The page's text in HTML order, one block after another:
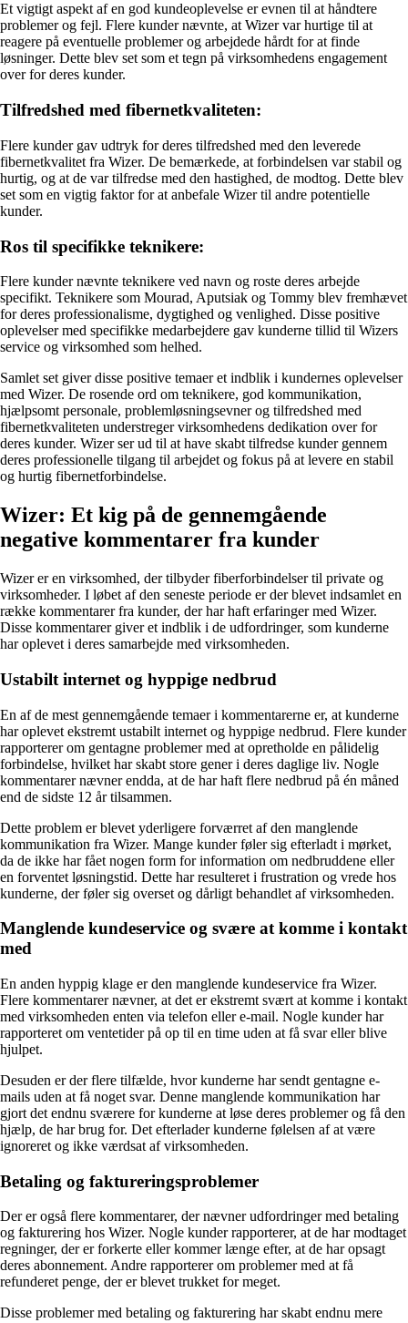
Et vigtigt aspekt af en god kundeoplevelse er evnen til at håndtere
problemer og fejl. Flere kunder nævnte, at Wizer var hurtige til at
reagere på eventuelle problemer og arbejdede hårdt for at finde
løsninger. Dette blev set som et tegn på virksomhedens engagement
over for deres kunder.
Tilfredshed med fibernetkvaliteten:
Flere kunder gav udtryk for deres tilfredshed med den leverede
fibernetkvalitet fra Wizer. De bemærkede, at forbindelsen var stabil og
hurtig, og at de var tilfredse med den hastighed, de modtog. Dette blev
set som en vigtig faktor for at anbefale Wizer til andre potentielle
kunder.
Ros til specifikke teknikere:
Flere kunder nævnte teknikere ved navn og roste deres arbejde
specifikt. Teknikere som Mourad, Aputsiak og Tommy blev fremhævet
for deres professionalisme, dygtighed og venlighed. Disse positive
oplevelser med specifikke medarbejdere gav kunderne tillid til Wizers
service og virksomhed som helhed.
Samlet set giver disse positive temaer et indblik i kundernes oplevelser
med Wizer. De rosende ord om teknikere, god kommunikation,
hjælpsomt personale, problemløsningsevner og tilfredshed med
fibernetkvaliteten understreger virksomhedens dedikation over for
deres kunder. Wizer ser ud til at have skabt tilfredse kunder gennem
deres professionelle tilgang til arbejdet og fokus på at levere en stabil
og hurtig fibernetforbindelse.
Wizer: Et kig på de gennemgående
negative kommentarer fra kunder
Wizer er en virksomhed, der tilbyder fiberforbindelser til private og
virksomheder. I løbet af den seneste periode er der blevet indsamlet en
række kommentarer fra kunder, der har haft erfaringer med Wizer.
Disse kommentarer giver et indblik i de udfordringer, som kunderne
har oplevet i deres samarbejde med virksomheden.
Ustabilt internet og hyppige nedbrud
En af de mest gennemgående temaer i kommentarerne er, at kunderne
har oplevet ekstremt ustabilt internet og hyppige nedbrud. Flere kunder
rapporterer om gentagne problemer med at opretholde en pålidelig
forbindelse, hvilket har skabt store gener i deres daglige liv. Nogle
kommentarer nævner endda, at de har haft flere nedbrud på én måned
end de sidste 12 år tilsammen.
Dette problem er blevet yderligere forværret af den manglende
kommunikation fra Wizer. Mange kunder føler sig efterladt i mørket,
da de ikke har fået nogen form for information om nedbruddene eller
en forventet løsningstid. Dette har resulteret i frustration og vrede hos
kunderne, der føler sig overset og dårligt behandlet af virksomheden.
Manglende kundeservice og svære at komme i kontakt
med
En anden hyppig klage er den manglende kundeservice fra Wizer.
Flere kommentarer nævner, at det er ekstremt svært at komme i kontakt
med virksomheden enten via telefon eller e-mail. Nogle kunder har
rapporteret om ventetider på op til en time uden at få svar eller blive
hjulpet.
Desuden er der flere tilfælde, hvor kunderne har sendt gentagne e-
mails uden at få noget svar. Denne manglende kommunikation har
gjort det endnu sværere for kunderne at løse deres problemer og få den
hjælp, de har brug for. Det efterlader kunderne følelsen af at være
ignoreret og ikke værdsat af virksomheden.
Betaling og faktureringsproblemer
Der er også flere kommentarer, der nævner udfordringer med betaling
og fakturering hos Wizer. Nogle kunder rapporterer, at de har modtaget
regninger, der er forkerte eller kommer længe efter, at de har opsagt
deres abonnement. Andre rapporterer om problemer med at få
refunderet penge, der er blevet trukket for meget.
Disse problemer med betaling og fakturering har skabt endnu mere